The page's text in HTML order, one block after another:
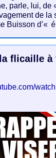
parle, lui,
de la
Buisson d’«
flicaille